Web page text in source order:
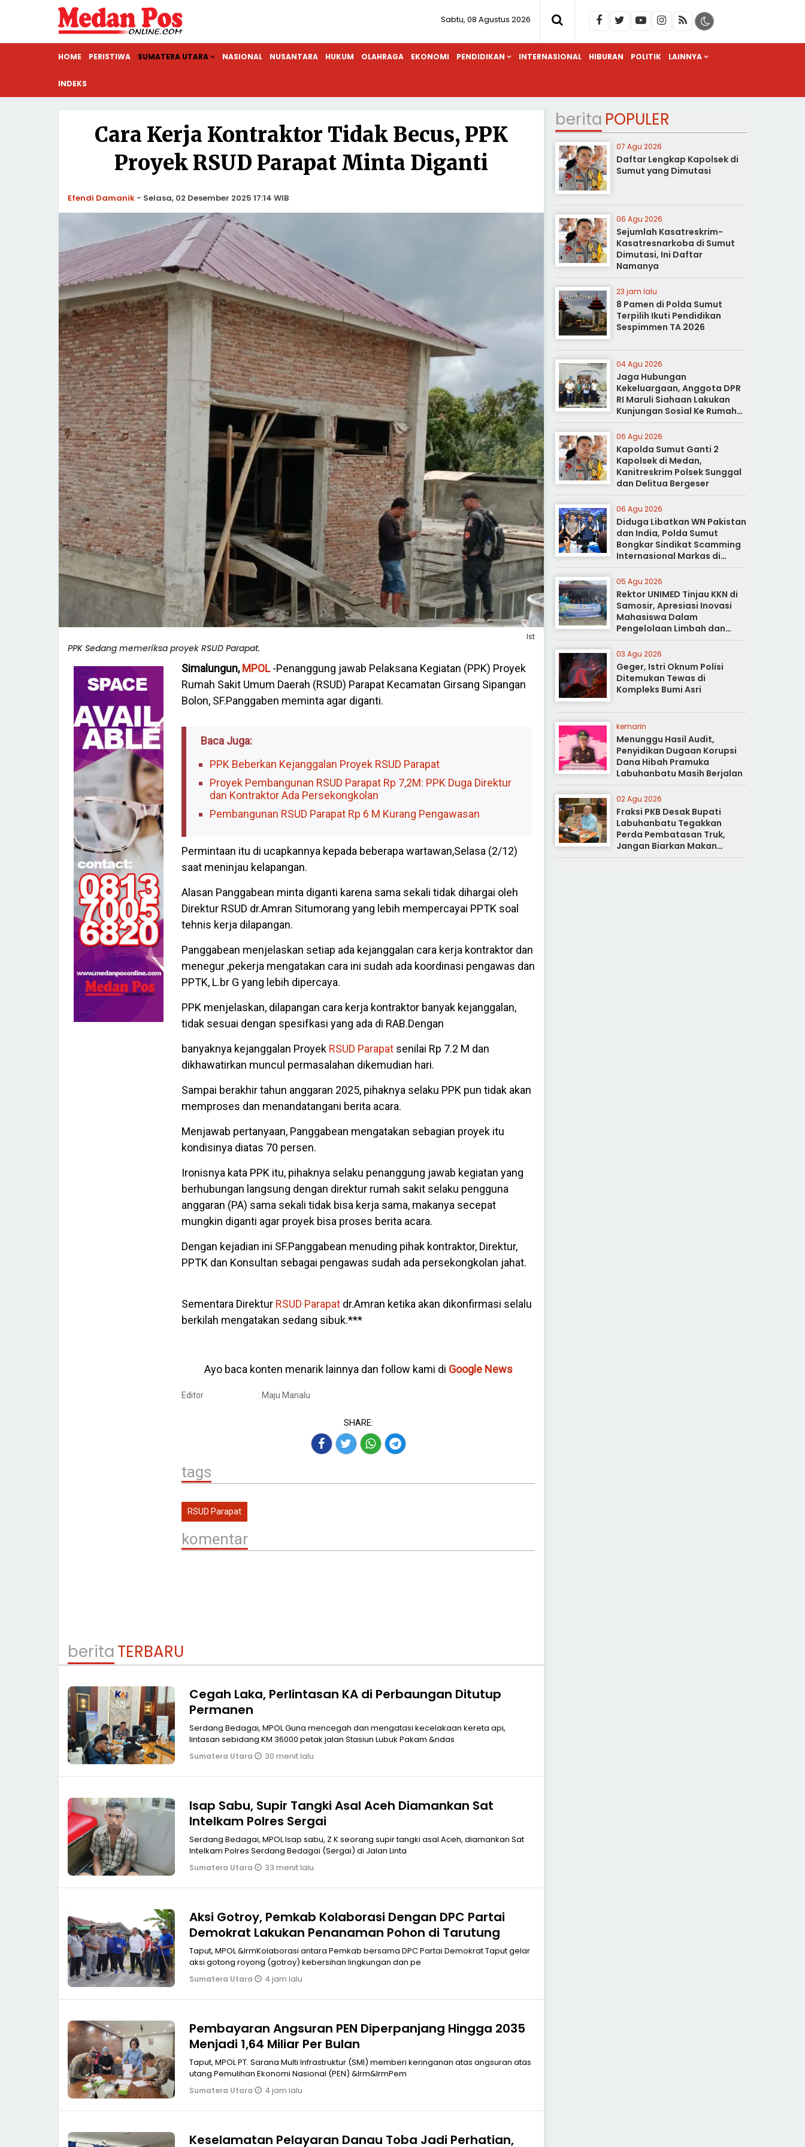
Sabtu, 08 Agustus 2026
HOME PERISTIWA SUMATERA UTARA NASIONAL NUSANTARA HUKUM OLAHRAGA EKONOMI PENDIDIKAN INTERNASIONAL HIBURAN POLITIK LAINNYA
INDEKS
Cara Kerja Kontraktor Tidak Becus, PPK
Proyek RSUD Parapat Minta Diganti
Efendi Damanik - Selasa, 02 Desember 2025 17:14 WIB
Ist
PPK Sedang memeriksa proyek RSUD Parapat.
Simalungun,MPOL-Penanggung jawab Pelaksana Kegiatan (PPK) Proyek
Rumah Sakit Umum Daerah (RSUD) Parapat Kecamatan Girsang Sipangan
Bolon, SF.Panggaben meminta agar diganti.
Baca Juga:
PPK Beberkan Kejanggalan Proyek RSUD Parapat
Proyek Pembangunan RSUD Parapat Rp 7,2M: PPK Duga Direktur
dan Kontraktor Ada Persekongkolan
Pembangunan RSUD Parapat Rp 6 M Kurang Pengawasan
Permintaan itu di ucapkannya kepada beberapa wartawan,Selasa (2/12)
saat meninjau kelapangan.
Alasan Panggabean minta diganti karena sama sekali tidak dihargai oleh
Direktur RSUD dr.Amran Situmorang yang lebih mempercayai PPTK soal
tehnis kerja dilapangan.
Panggabean menjelaskan setiap ada kejanggalan cara kerja kontraktor dan
menegur ,pekerja mengatakan cara ini sudah ada koordinasi pengawas dan
PPTK, L.br G yang lebih dipercaya.
PPK menjelaskan, dilapangan cara kerja kontraktor banyak kejanggalan,
tidak sesuai dengan spesifkasi yang ada di RAB.Dengan
banyaknya kejanggalan Proyek RSUD Parapat senilai Rp 7.2 M dan
dikhawatirkan muncul permasalahan dikemudian hari.
Sampai berakhir tahun anggaran 2025, pihaknya selaku PPK pun tidak akan
memproses dan menandatangani berita acara.
Menjawab pertanyaan, Panggabean mengatakan sebagian proyek itu
kondisinya diatas 70 persen.
Ironisnya kata PPK itu, pihaknya selaku penanggung jawab kegiatan yang
berhubungan langsung dengan direktur rumah sakit selaku pengguna
anggaran (PA) sama sekali tidak bisa kerja sama, makanya secepat
mungkin diganti agar proyek bisa proses berita acara.
Dengan kejadian ini SF.Panggabean menuding pihak kontraktor, Direktur,
PPTK dan Konsultan sebagai pengawas sudah ada persekongkolan jahat.
Sementara Direktur RSUD Parapat dr.Amran ketika akan dikonfirmasi selalu
berkilah mengatakan sedang sibuk.***
Ayo baca konten menarik lainnya dan follow kami di Google News
Editor : Maju Manalu
SHARE:
tags
RSUD Parapat
komentar
beritaTERBARU
Cegah Laka, Perlintasan KA di Perbaungan Ditutup
Permanen
Serdang Bedagai, MPOL Guna mencegah dan mengatasi kecelakaan kereta api,
lintasan sebidang KM 36000 petak jalan Stasiun Lubuk Pakam &ndas
Sumatera Utara 30 menit lalu
Isap Sabu, Supir Tangki Asal Aceh Diamankan Sat
Intelkam Polres Sergai
Serdang Bedagai, MPOL Isap sabu, Z K seorang supir tangki asal Aceh, diamankan Sat
Intelkam Polres Serdang Bedagai (Sergai) di Jalan Linta
Sumatera Utara 33 menit lalu
Aksi Gotroy, Pemkab ‎Kolaborasi Dengan DPC Partai
Demokrat Lakukan Penanaman Pohon di Tarutung
Taput, MPOL &lrmKolaborasi antara Pemkab bersama DPC Partai Demokrat Taput gelar
aksi gotong royong (gotroy) kebersihan lingkungan dan pe
Sumatera Utara 4 jam lalu
Pembayaran Angsuran PEN Diperpanjang Hingga 2035
Menjadi 1,64 Miliar Per Bulan
Taput, MPOL PT. Sarana Multi Infrastruktur (SMI) memberi keringanan atas angsuran atas
utang Pemulihan Ekonomi Nasional (PEN) &lrm&lrmPem
Sumatera Utara 4 jam lalu
Keselamatan Pelayaran Danau Toba Jadi Perhatian,
berita POPULER
07 Agu 2026
Daftar Lengkap Kapolsek di
Sumut yang Dimutasi
06 Agu 2026
Sejumlah Kasatreskrim-
Kasatresnarkoba di Sumut
Dimutasi, Ini Daftar
Namanya
23 jam lalu
8 Pamen di Polda Sumut
Terpilih Ikuti Pendidikan
Sespimmen TA 2026
04 Agu 2026
Jaga Hubungan
Kekeluargaan, Anggota DPR
RI Maruli Siahaan Lakukan
Kunjungan Sosial Ke Rumah
Duka
06 Agu 2026
Kapolda Sumut Ganti 2
Kapolsek di Medan,
Kanitreskrim Polsek Sunggal
dan Delitua Bergeser
06 Agu 2026
Diduga Libatkan WN Pakistan
dan India, Polda Sumut
Bongkar Sindikat Scamming
Internasional Markas di
Apartemen Podomoro
05 Agu 2026
Rektor UNIMED Tinjau KKN di
Samosir, Apresiasi Inovasi
Mahasiswa Dalam
Pengelolaan Limbah dan
Pertanian Ramah Lingkungan
03 Agu 2026
Geger, Istri Oknum Polisi
Ditemukan Tewas di
Kompleks Bumi Asri
kemarin
Menunggu Hasil Audit,
Penyidikan Dugaan Korupsi
Dana Hibah Pramuka
Labuhanbatu Masih Berjalan
02 Agu 2026
Fraksi PKB Desak Bupati
Labuhanbatu Tegakkan
Perda Pembatasan Truk,
Jangan Biarkan Makan
Korban